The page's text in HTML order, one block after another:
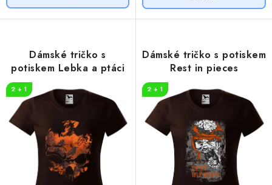
Dámské tričko s
potiskem Lebka a ptáci
2 + 1
Dámské tričko s potiskem
Rest in pieces
2 + 1